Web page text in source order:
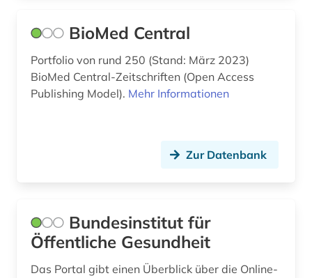
poster (1)
posttraumatische belastungsstörung (1)
psychotherapie (1)
BioMed Central
Portfolio von rund 250 (Stand: März 2023)
BioMed Central-Zeitschriften (Open Access
Publishing Model). Mehr Informationen
Zur Datenbank
Bundesinstitut für
Öffentliche Gesundheit
Das Portal gibt einen Überblick über die Online-